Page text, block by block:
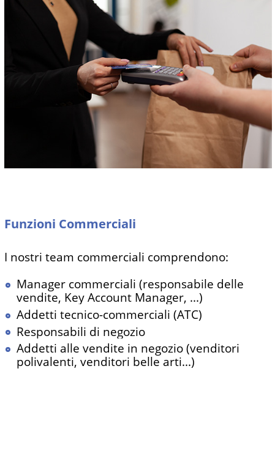
Funzioni Commerciali
I nostri team commerciali comprendono:
Manager commerciali (responsabile delle
vendite, Key Account Manager, ...)
Addetti tecnico-commerciali (ATC)
Responsabili di negozio
Addetti alle vendite in negozio (venditori
polivalenti, venditori belle arti...)